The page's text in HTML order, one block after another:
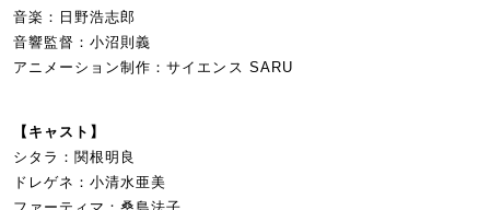
音楽：日野浩志郎
音響監督：小沼則義
アニメーション制作：サイエンス SARU
【キャスト】
シタラ：関根明良
ドレゲネ：小清水亜美